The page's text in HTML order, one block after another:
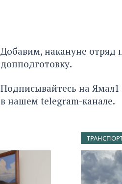
Добавим, накануне отряд
допподготовку.
Подписывайтесь на Ямал1
в нашем telegram-канале.